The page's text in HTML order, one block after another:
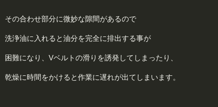
その合わせ部分に微妙な隙間があるので
洗浄油に入れると油分を完全に排出する事が
困難になり、Vベルトの滑りを誘発してしまったり、
乾燥に時間をかけると作業に遅れが出てしまいます。